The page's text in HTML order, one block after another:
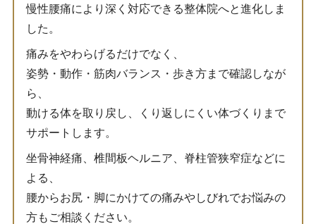
慢性腰痛により深く対応できる整体院へと進化しま
した。
痛みをやわらげるだけでなく、
姿勢・動作・筋肉バランス・歩き方まで確認しなが
ら、
動ける体を取り戻し、くり返しにくい体づくりまで
サポートします。
坐骨神経痛、椎間板ヘルニア、脊柱管狭窄症などに
よる、
腰からお尻・脚にかけての痛みやしびれでお悩みの
方もご相談ください。